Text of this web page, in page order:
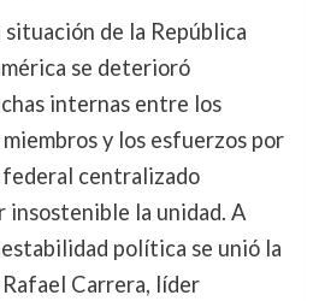
de la República
se deterioró
internas entre los
y los esfuerzos por
centralizado
insostenible la unidad. A
política se unió la
Carrera, líder